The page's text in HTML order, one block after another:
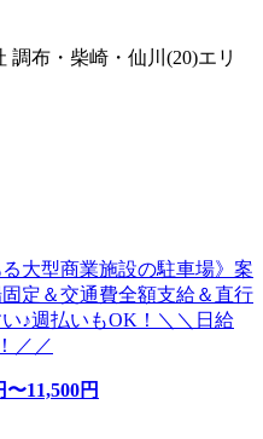
調布・柴崎・仙川(20)エリ
大型商業施設の駐車場》案
定＆交通費全額支給＆直行
♪週払いもOK！＼＼日給
／／
〜11,500円